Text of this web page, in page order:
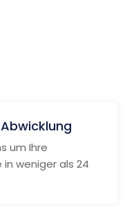
um Ihre
weniger als 24